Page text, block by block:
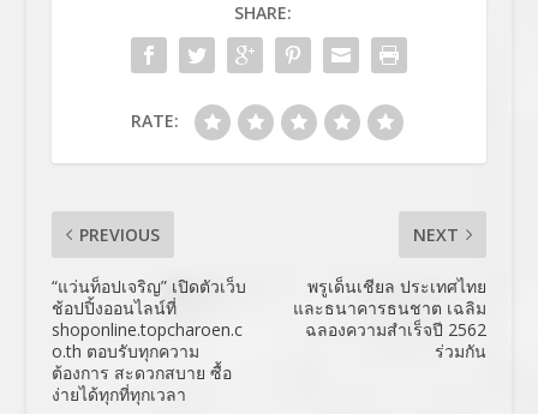
SHARE:
RATE:
PREVIOUS
“แว่นท็อปเจริญ” เปิดตัวเว็บ
ช้อปปิ้งออนไลน์ที่
shoponline.topcharoen.c
o.th ตอบรับทุกความ
ต้องการ สะดวกสบาย ซื้อ
ง่ายได้ทุกที่ทุกเวลา
NEXT
พรูเด็นเชียล ประเทศไทย
และธนาคารธนชาต เฉลิม
ฉลองความสำเร็จปี 2562
ร่วมกัน